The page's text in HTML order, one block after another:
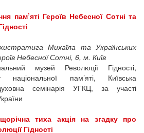
пам’яті Героїв Небесної Сотні та
Михаїла та Українських
Небесної Сотні, 6, м. Київ
музей Революції Гідності,
національної пам’яті, Київська
семінарія УГКЦ, за участі
тиха акція на згадку про
Гідності